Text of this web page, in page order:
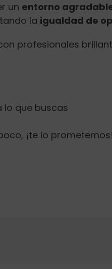
un entorno
la igualdad de
profesionales
lo que buscas
¡te lo